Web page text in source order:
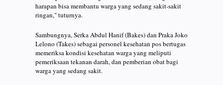
harapan bisa membantu warga yang sedang sakit-sakit
ringan," tuturnya.
Sambungnya, Serka Abdul Hanif (Bakes) dan Praka Joko
Lelono (Takes) sebagai personel kesehatan pos bertugas
memeriksa kondisi kesehatan warga yang meliputi
pemeriksaan tekanan darah, dan pemberian obat bagi
warga yang sedang sakit.